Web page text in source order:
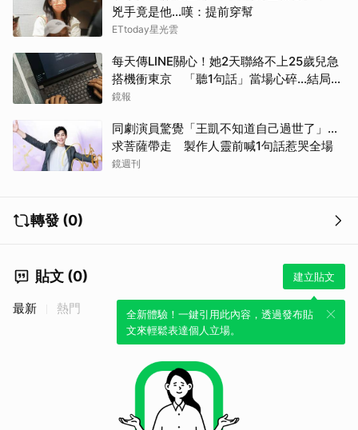
兇手竟是他...嘆：提前穿幫
ETtoday星光雲
每天傳LINE關心！她2天聯絡不上25歲兒急
搭機衝東京 「聽1句話」當場心碎...結局看
哭網
鏡報
同劇演員驚覺「王凱不知道自己過世了」...
求菩薩帶走 製作人靈前喊1句話惹哭全場
鏡週刊
轉發 (0)
貼文 (0) 建立貼文
全新體驗！一鍵引用此內容，透過發布貼
文來輕鬆表達個人立場。
最新 熱門
取消